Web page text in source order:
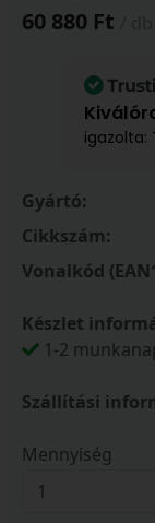
60 880 Ft
igazolta:
Gyártó:
Cikkszám:
Vonalkód
Készlet
1-2
Szállítási
Mennyiség